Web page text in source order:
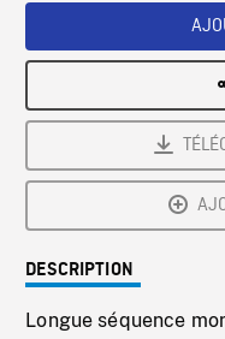
DESCRIPTION
Longue séquence